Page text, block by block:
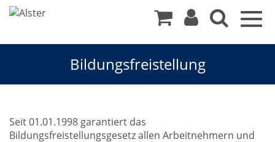
Bildungsfreistellung
Kurse
Seit 01.01.1998 garantiert das
Bildungsfreistellungsgesetz allen Arbeitnehmern und